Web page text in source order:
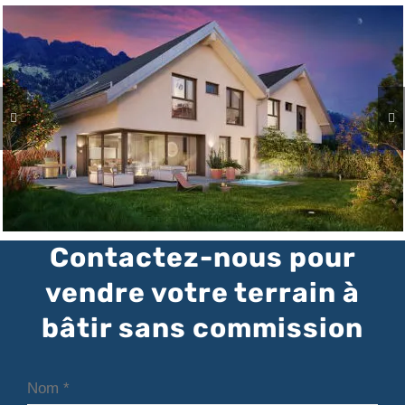
Contactez-nous pour
vendre votre terrain à
bâtir sans commission
Nom *